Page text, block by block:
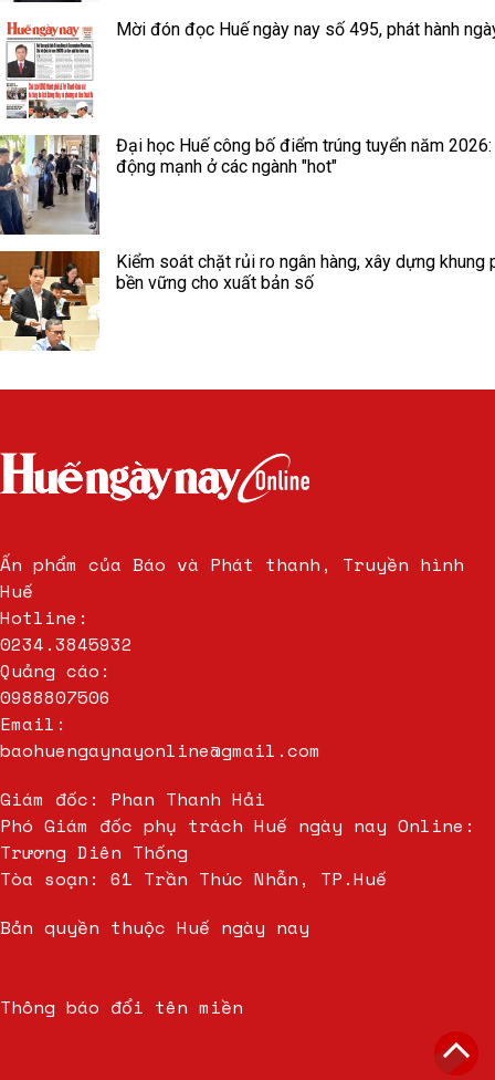
Mời đón đọc Huế ngày nay số 495, phát hành
Đại học Huế công bố điểm trúng tuyển năm 2026:
động mạnh ở các ngành "hot"
Kiểm soát chặt rủi ro ngân hàng, xây dựng khung
bền vững cho xuất bản số
Ấn phẩm của Báo và Phát thanh, Truyền hình
Huế
Hotline:
0234.3845932
Quảng cáo:
0988807506
Email:
baohuengaynayonline@gmail.com
Giám đốc: Phan Thanh Hải
Phó Giám đốc phụ trách Huế ngày nay Online:
Trương Diên Thống
Tòa soạn: 61 Trần Thúc Nhẫn, TP.Huế
Bản quyền thuộc Huế ngày nay
Thông báo đổi tên miền